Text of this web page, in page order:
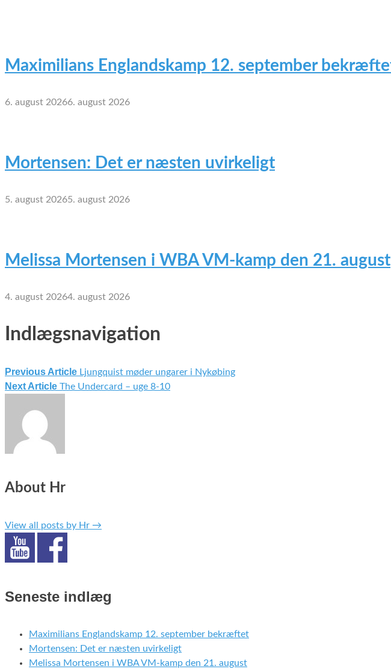
Maximilians Englandskamp 12. september
6. august 20266. august 2026
Mortensen: Det er næsten uvirkeligt
5. august 20265. august 2026
Melissa Mortensen i WBA VM-kamp den 21. august
4. august 20264. august 2026
Indlægsnavigation
Previous Article Ljungquist møder ungarer i Nykøbing
Next Article The Undercard – uge 8-10
About Hr
View all posts by Hr →
Seneste indlæg
Maximilians Englandskamp 12. september bekræftet
Mortensen: Det er næsten uvirkeligt
Melissa Mortensen i WBA VM-kamp den 21. august